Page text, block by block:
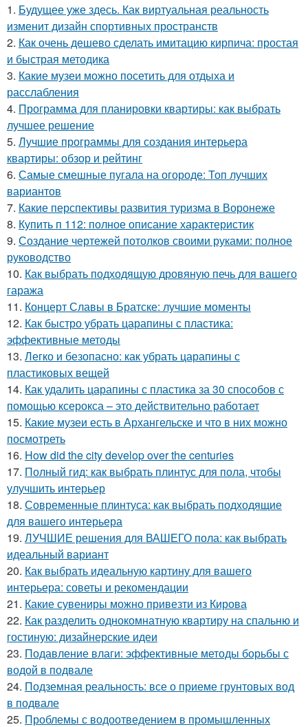
1. Будущее уже здесь. Как виртуальная реальность
изменит дизайн спортивных пространств
2. Как очень дешево сделать имитацию кирпича: простая
и быстрая методика
3. Какие музеи можно посетить для отдыха и
расслабления
4. Программа для планировки квартиры: как выбрать
лучшее решение
5. Лучшие программы для создания интерьера
квартиры: обзор и рейтинг
6. Самые смешные пугала на огороде: Топ лучших
вариантов
7. Какие перспективы развития туризма в Воронеже
8. Купить п 112: полное описание характеристик
9. Создание чертежей потолков своими руками: полное
руководство
10. Как выбрать подходящую дровяную печь для вашего
гаража
11. Концерт Славы в Братске: лучшие моменты
12. Как быстро убрать царапины с пластика:
эффективные методы
13. Легко и безопасно: как убрать царапины с
пластиковых вещей
14. Как удалить царапины с пластика за 30 способов с
помощью ксерокса – это действительно работает
15. Какие музеи есть в Архангельске и что в них можно
посмотреть
16. How did the city develop over the centuries
17. Полный гид: как выбрать плинтус для пола, чтобы
улучшить интерьер
18. Современные плинтуса: как выбрать подходящие
для вашего интерьера
19. ЛУЧШИЕ решения для ВАШЕГО пола: как выбрать
идеальный вариант
20. Как выбрать идеальную картину для вашего
интерьера: советы и рекомендации
21. Какие сувениры можно привезти из Кирова
22. Как разделить однокомнатную квартиру на спальню и
гостиную: дизайнерские идеи
23. Подавление влаги: эффективные методы борьбы с
водой в подвале
24. Подземная реальность: все о приеме грунтовых вод
в подвале
25. Проблемы с водоотведением в промышленных